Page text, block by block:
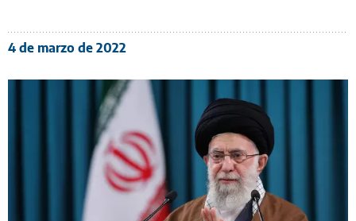
4 de marzo de 2022